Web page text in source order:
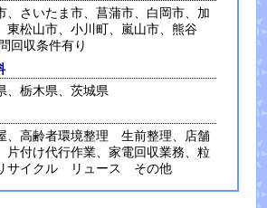
、さいたま市、菖蒲市、白岡市、加
東松山市、小川町、嵐山市、熊谷
回収条件有り
、栃木県、茨城県
、高齢者環境整理 生前整理、店舗
片付け代行作業、家電回収業務、粒
サイクル リュース その他